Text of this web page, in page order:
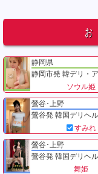
静岡県
静岡市発 韓デリ・
ソウル姫
鶯谷･上野
鶯谷発 韓国デリヘル
すみれ
鶯谷･上野
鶯谷発 韓国デリヘル
舞姫